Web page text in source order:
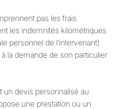
pas les frais
les indemnités kilométriques
personnel de l’intervenant)
la demande de son particulier
un devis personnalisé au
une prestation ou un